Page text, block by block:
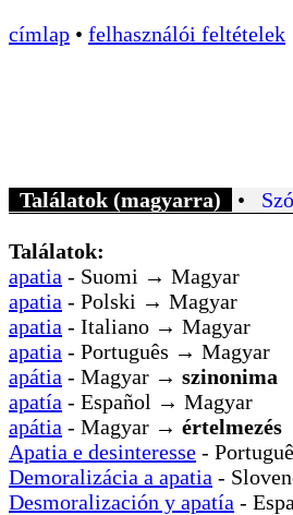
címlap • felhasználói feltételek
Találatok (magyarra) •
Találatok:
apatia - Suomi → Magyar
apatia - Polski → Magyar
apatia - Italiano → Magyar
apatia - Português → Magyar
apátia - Magyar → szinonima
apatía - Español → Magyar
apátia - Magyar → értelmezés
Apatia e desinteresse -
Demoralizácia a apatia -
Desmoralización y apatía -